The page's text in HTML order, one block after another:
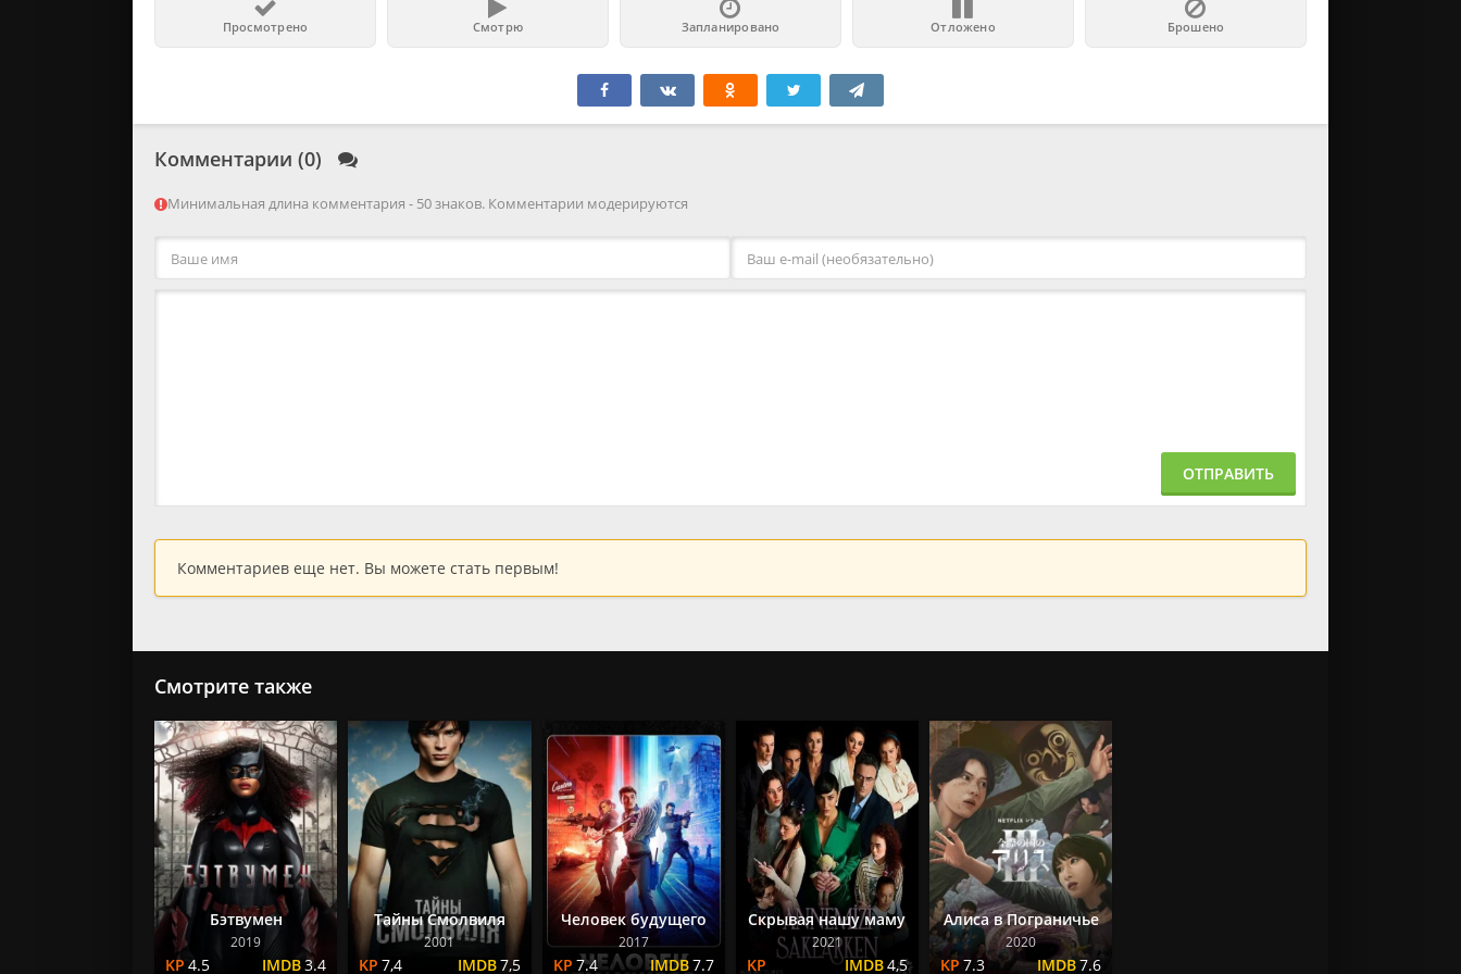
Просмотрено Смотрю Запланировано Отложено Брошено
Комментарии (0)
Минимальная длина комментария - 50 знаков. Комментарии модерируются
ОТПРАВИТЬ
Комментариев еще нет. Вы можете стать первым!
Смотрите также
Бэтвумен
2019
4.5 3.4
Тайны Смолвиля
2001
7,4 7,5
Человек будущего
2017
7.4 7.7
Скрывая нашу маму
2021
4,5
Алиса в Пограничье
2020
7.3 7.6